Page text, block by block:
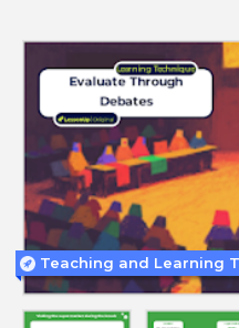
Teaching and Learning